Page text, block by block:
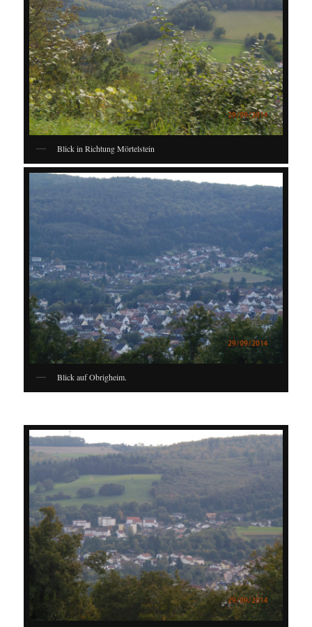
Blick in Richtung Mörtelstein
Blick auf Obrigheim.